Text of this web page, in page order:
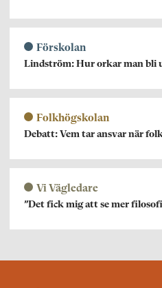
Förskolan
Lindström: Hur orkar man bli
Folkhögskolan
Debatt: Vem tar ansvar när
Vi Vägledare
”Det fick mig att se mer